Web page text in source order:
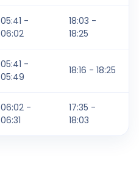
05:41 -
06:02
18:03 -
18:25
05:41 -
05:49
18:16 - 18:25
06:02 -
06:31
17:35 -
18:03